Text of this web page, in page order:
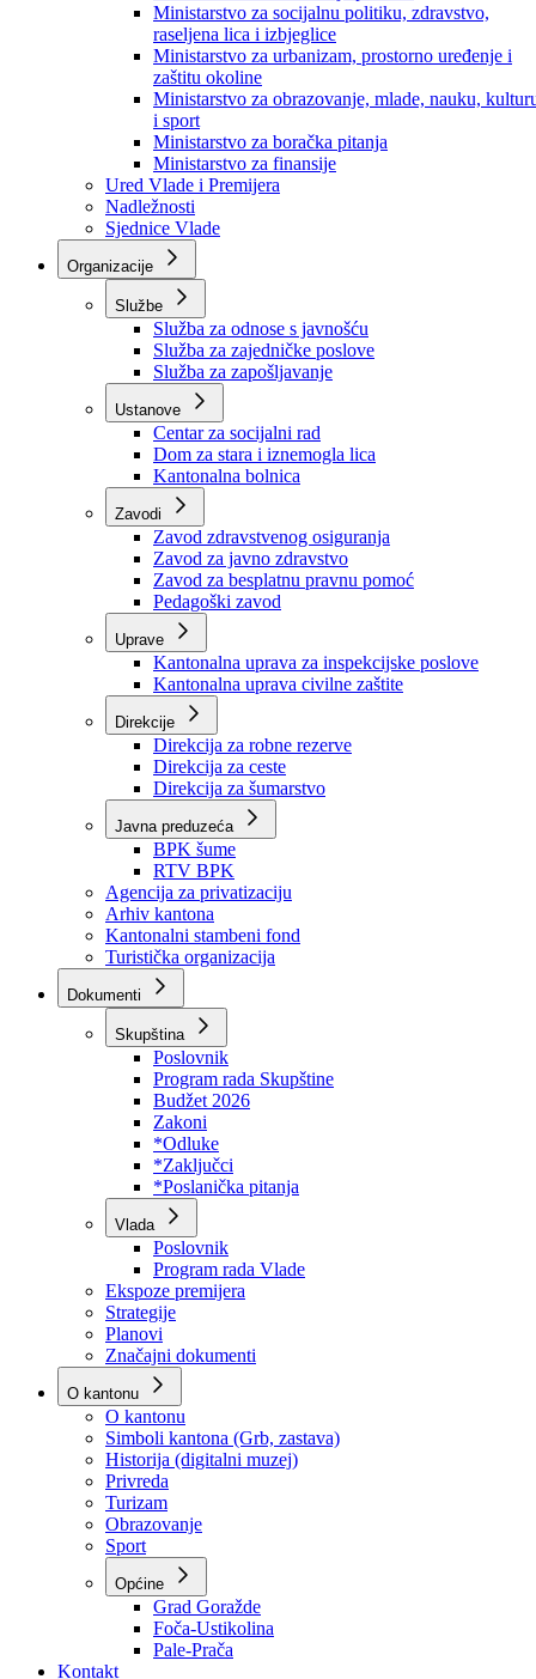
Ministarstvo za privredu
Ministarstvo za pravosuđe, upravu i radne odnose
Ministarstvo za unutrašnje poslove
Ministarstvo za socijalnu politiku, zdravstvo,
raseljena lica i izbjeglice
Ministarstvo za urbanizam, prostorno uređenje i
zaštitu okoline
Ministarstvo za obrazovanje, mlade, nauku,
i sport
Ministarstvo za boračka pitanja
Ministarstvo za finansije
Ured Vlade i Premijera
Nadležnosti
Sjednice Vlade
Organizacije
Službe
Služba za odnose s javnošću
Služba za zajedničke poslove
Služba za zapošljavanje
Ustanove
Centar za socijalni rad
Dom za stara i iznemogla lica
Kantonalna bolnica
Zavodi
Zavod zdravstvenog osiguranja
Zavod za javno zdravstvo
Zavod za besplatnu pravnu pomoć
Pedagoški zavod
Kantonalna uprava za inspekcijske poslove
Kantonalna uprava civilne zaštite
Direkcije
Direkcija za robne rezerve
Direkcija za ceste
Direkcija za šumarstvo
Javna preduzeća
BPK šume
RTV BPK
Agencija za privatizaciju
Arhiv kantona
Kantonalni stambeni fond
Turistička organizacija
Dokumenti
Skupština
Poslovnik
Program rada Skupštine
Budžet 2026
Zakoni
*Odluke
*Zaključci
*Poslanička pitanja
Vlada
Poslovnik
Program rada Vlade
Ekspoze premijera
Strategije
Planovi
Značajni dokumenti
O kantonu
O kantonu
Simboli kantona (Grb, zastava)
Historija (digitalni muzej)
Privreda
Turizam
Obrazovanje
Sport
Općine